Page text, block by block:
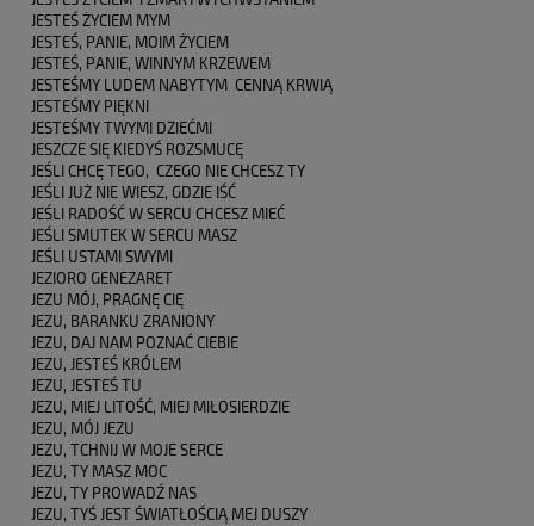
JESTEŚ ŻYCIEM MYM
JESTEŚ, PANIE, MOIM ŻYCIEM
JESTEŚ, PANIE, WINNYM KRZEWEM
JESTEŚMY LUDEM NABYTYM CENNĄ KRWIĄ
JESTEŚMY PIĘKNI
JESTEŚMY TWYMI DZIEĆMI
JESZCZE SIĘ KIEDYŚ ROZSMUCĘ
JEŚLI CHCĘ TEGO, CZEGO NIE CHCESZ TY
JEŚLI JUŻ NIE WIESZ, GDZIE IŚĆ
JEŚLI RADOŚĆ W SERCU CHCESZ MIEĆ
JEŚLI SMUTEK W SERCU MASZ
JEŚLI USTAMI SWYMI
JEZIORO GENEZARET
JEZU MÓJ, PRAGNĘ CIĘ
JEZU, BARANKU ZRANIONY
JEZU, DAJ NAM POZNAĆ CIEBIE
JEZU, JESTEŚ KRÓLEM
JEZU, JESTEŚ TU
JEZU, MIEJ LITOŚĆ, MIEJ MIŁOSIERDZIE
JEZU, MÓJ JEZU
JEZU, TCHNIJ W MOJE SERCE
JEZU, TY MASZ MOC
JEZU, TY PROWADŹ NAS
JEZU, TYŚ JEST ŚWIATŁOŚCIĄ MEJ DUSZY